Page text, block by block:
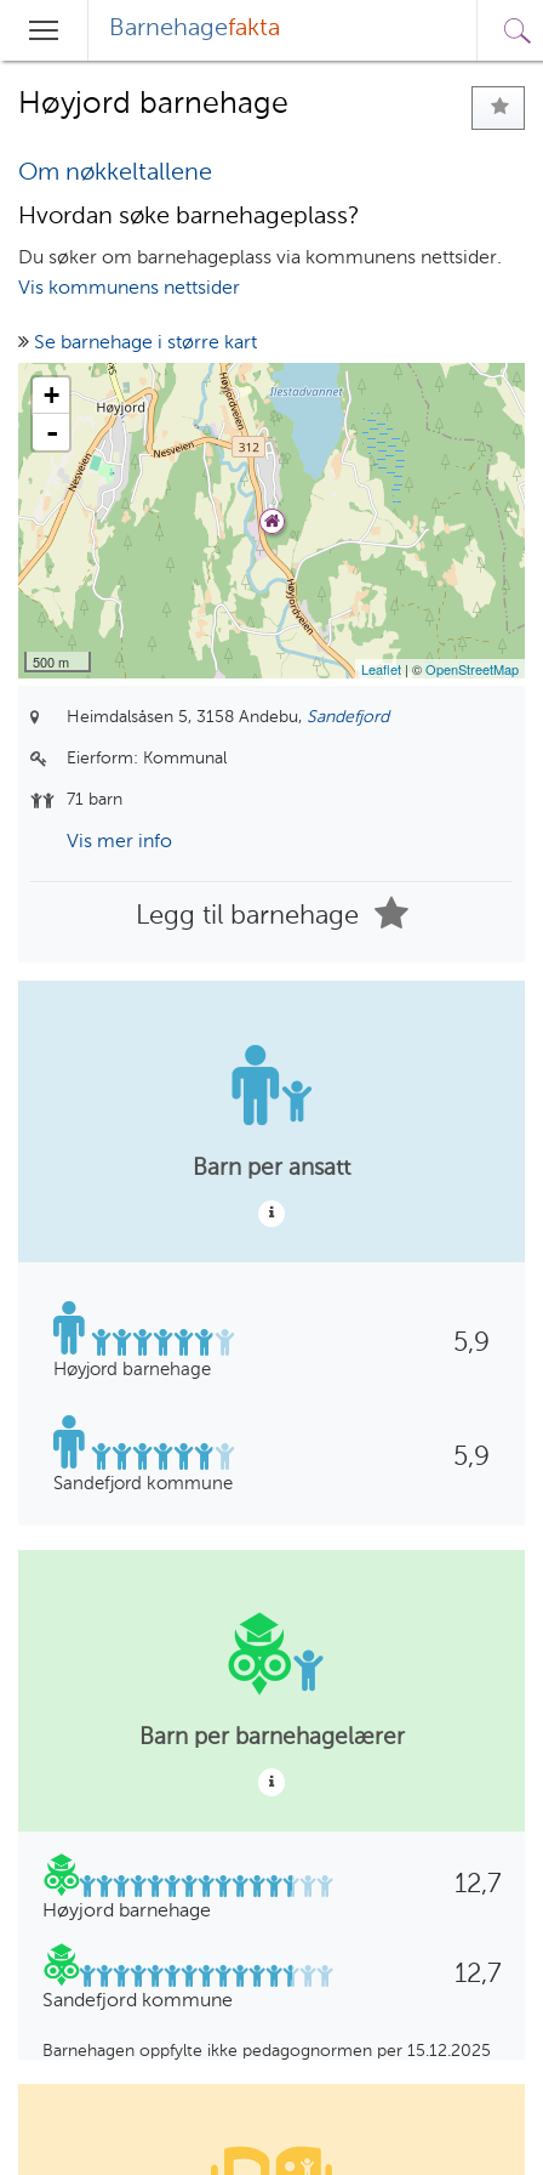
Hovedmeny
Barnehagefakta
Høyjord barnehage
Om nøkkeltallene
Hvordan søke barnehageplass?
Du søker om barnehageplass via kommunens nettsider.
Vis kommunens nettsider
Se barnehage i større kart
+
-
500 m Leaflet | ©OpenStreetMap
Heimdalsåsen 5, 3158 Andebu, Sandefjord
Eierform: Kommunal
71 barn
Vis mer info
Legg til barnehage
Barn per ansatt
5,9
Høyjord barnehage
5,9
Sandefjord kommune
Barn per barnehagelærer
12,7
Høyjord barnehage
12,7
Sandefjord kommune
Barnehagen oppfylte ikke pedagognormen per 15.12.2025